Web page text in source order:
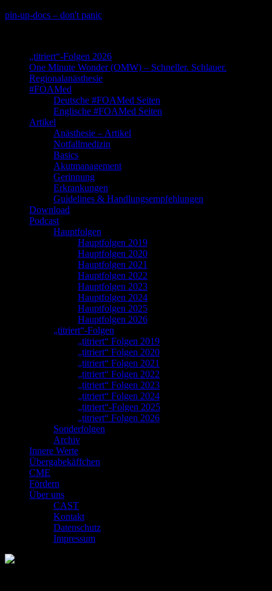
Skip
pin-up-docs – don't panic
„titriert“-Folgen 2026
One Minute Wonder (OMW) – Schneller. Schlauer.
Regionalanästhesie
#FOAMed
Deutsche #FOAMed Seiten
Englische #FOAMed Seiten
Artikel
Anästhesie – Artikel
Notfallmedizin
Basics
Akutmanagement
Gerinnung
Erkrankungen
Guidelines & Handlungsempfehlungen
Download
Podcast
Hauptfolgen
Hauptfolgen 2019
Hauptfolgen 2020
Hauptfolgen 2021
Hauptfolgen 2022
Hauptfolgen 2023
Hauptfolgen 2024
Hauptfolgen 2025
Hauptfolgen 2026
„titriert“-Folgen
„titriert“ Folgen 2019
„titriert“ Folgen 2020
„titriert“ Folgen 2021
„titriert“ Folgen 2022
„titriert“ Folgen 2023
„titriert“ Folgen 2024
„titriert“-Folgen 2025
„titriert“ Folgen 2026
Sonderfolgen
Archiv
Innere Werte
Übergabekäffchen
CME
Fördern
Über uns
CAST
Kontakt
Datenschutz
Impressum